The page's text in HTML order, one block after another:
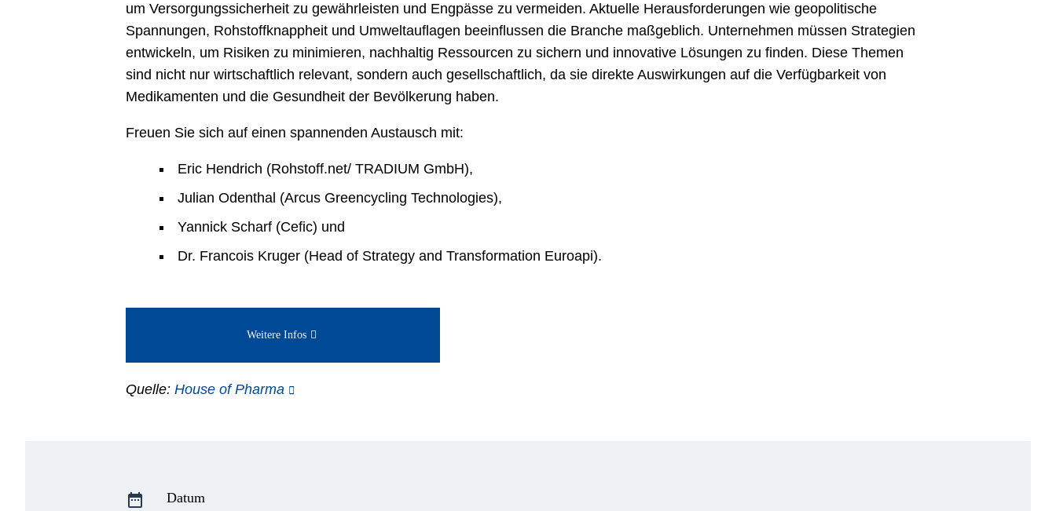
um Versorgungssicherheit zu gewährleisten und Engpässe zu vermeiden. Aktuelle Herausforderungen wie geopolitische
Spannungen, Rohstoffknappheit und Umweltauflagen beeinflussen die Branche maßgeblich. Unternehmen müssen Strategien
entwickeln, um Risiken zu minimieren, nachhaltig Ressourcen zu sichern und innovative Lösungen zu finden. Diese Themen
sind nicht nur wirtschaftlich relevant, sondern auch gesellschaftlich, da sie direkte Auswirkungen auf die Verfügbarkeit von
Medikamenten und die Gesundheit der Bevölkerung haben.
Freuen Sie sich auf einen spannenden Austausch mit:
Eric Hendrich (Rohstoff.net/ TRADIUM GmbH),
Julian Odenthal (Arcus Greencycling Technologies),
Yannick Scharf (Cefic) und
Dr. Francois Kruger (Head of Strategy and Transformation Euroapi).
Weitere Infos
Quelle: House of Pharma
date_range
Datum